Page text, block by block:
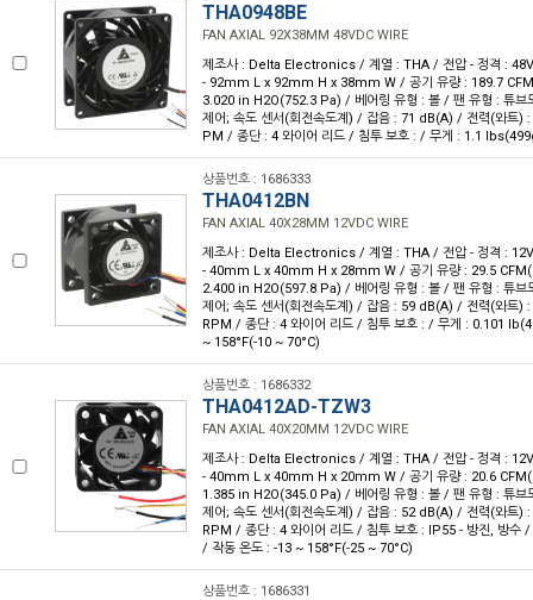
THA0948BE
FAN AXIAL 92X38MM 48VDC WIRE
제조사 : Delta Electronics / 계열 : THA / 전압 - 정격 :
- 92mm L x 92mm H x 38mm W / 공기 유량 : 189.7
3.020 in H2O(752.3 Pa) / 베어링 유형 : 볼 / 팬 유형 : 튜브
제어; 속도 센서(회전속도계) / 잡음 : 71 dB(A) / 전력(와트)
PM / 종단 : 4 와이어 리드 / 침투 보호 : / 무게 : 1.1
상품번호 : 1686333
THA0412BN
FAN AXIAL 40X28MM 12VDC WIRE
제조사 : Delta Electronics / 계열 : THA / 전압 - 정격 :
- 40mm L x 40mm H x 28mm W / 공기 유량 : 29.5
2.400 in H2O(597.8 Pa) / 베어링 유형 : 볼 / 팬 유형 : 튜브
제어; 속도 센서(회전속도계) / 잡음 : 59 dB(A) / 전력(와트
RPM / 종단 : 4 와이어 리드 / 침투 보호 : / 무게 : 0.101
~ 158°F(-10 ~ 70°C)
상품번호 : 1686332
THA0412AD-TZW3
FAN AXIAL 40X20MM 12VDC WIRE
제조사 : Delta Electronics / 계열 : THA / 전압 - 정격 :
- 40mm L x 40mm H x 20mm W / 공기 유량 : 20.6
1.385 in H2O(345.0 Pa) / 베어링 유형 : 볼 / 팬 유형 : 튜브
제어; 속도 센서(회전속도계) / 잡음 : 52 dB(A) / 전력(와트
RPM / 종단 : 4 와이어 리드 / 침투 보호 : IP55 - 방진, 방수
/ 작동 온도 : -13 ~ 158°F(-25 ~ 70°C)
상품번호 : 1686331